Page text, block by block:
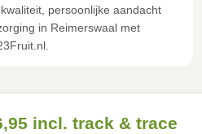
persoonlijke aandacht
in Reimerswaal met
incl. track & trace